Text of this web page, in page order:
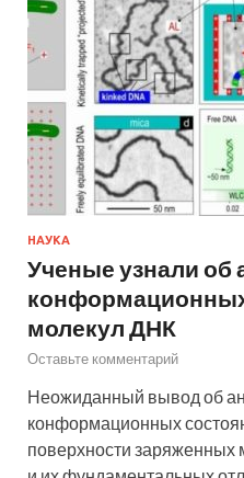
НАУКА
Ученые узнали
молекул ДНК
Оставьте комментарий
Неожиданный вывод об
конформационных
поверхности